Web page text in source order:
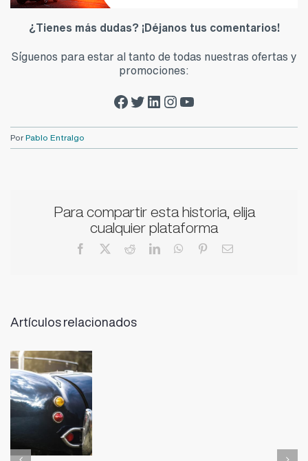
¿Tienes más dudas? ¡Déjanos tus comentarios!
Síguenos para estar al tanto de todas nuestras ofertas y
promociones:
Facebook Zalba-Caldú
Twitter Zalba-Caldú
LinkedIn Zalba-Caldú
Instagram Zalba-CaldúYoutube Zalba-Caldú
PorPablo Entralgo
Para compartir esta historia, elija
cualquier plataforma
Facebook RedditLinkedInWhatsApp
PinterestCorreo
Artículos relacionados